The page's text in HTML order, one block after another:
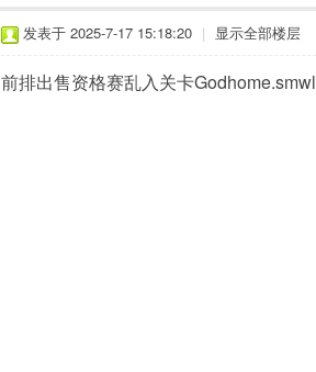
发表于 2025-7-17 15:18:20 | 显示全部楼层
前排出售资格赛乱入关卡Godhome.smwl